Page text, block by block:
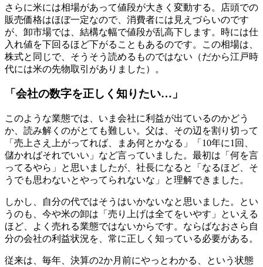
さらに米には相場があって値段が大きく変動する。店頭での
販売価格はほぼ一定なので、消費者には見えづらいのです
が、卸市場では、結構な幅で値段が乱高下します。時には仕
入れ値を下回るほど下がることもあるのです。この相場は、
株式と同じで、そうそう読めるものではない（だから江戸時
代には米の先物取引がありました）。
「会社の数字を正しく知りたい…」
このような業態では、いま会社に利益が出ているのかどう
か、読み解くのがとても難しい。父は、その辺を割り切って
「売上さえ上がってれば、まあ何とかなる」「10年に1回、
儲かればそれでいい」など言っていました。最初は「何を言
ってるやら」と思いましたが、社長になると「なるほど、そ
うでも思わないとやってられないな」と理解できました。
しかし、自分の代ではそうはいかないなと思いました。とい
うのも、今や米の卸は「売り上げは全てをいやす」といえる
ほど、よく売れる業態ではないからです。ならばなおさら自
分の会社の利益状況を、常に正しく知っている必要がある。
従来は、毎年、決算の2か月前にやっとわかる、という状態